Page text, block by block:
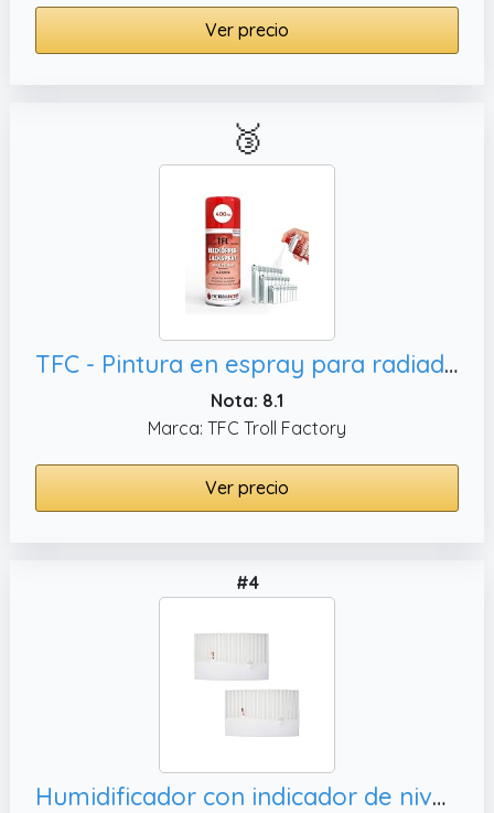
Ver precio
🥉
TFC - Pintura en espray para radiadores y tuberías de agua, secado rápido y
Nota: 8.1
Marca: TFC Troll Factory
Ver precio
#4
Humidificador con indicador de nivel de agua, difusor a1650